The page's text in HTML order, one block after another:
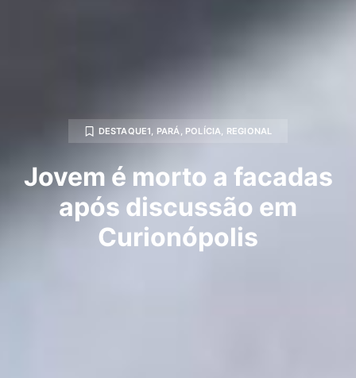
DESTAQUE1, PARÁ, POLÍCIA, REGIONAL
Jovem é morto a facadas
após discussão em
Curionópolis